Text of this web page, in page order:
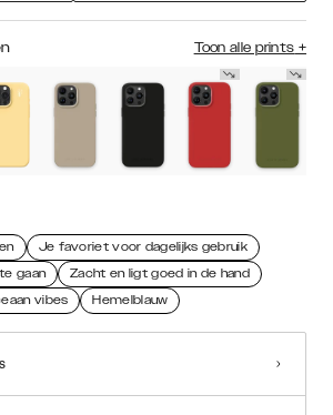
Toon alle prints +
Je favoriet voor dagelijks gebruik
gaan
Zacht en ligt goed in de hand
vibes Hemelblauw